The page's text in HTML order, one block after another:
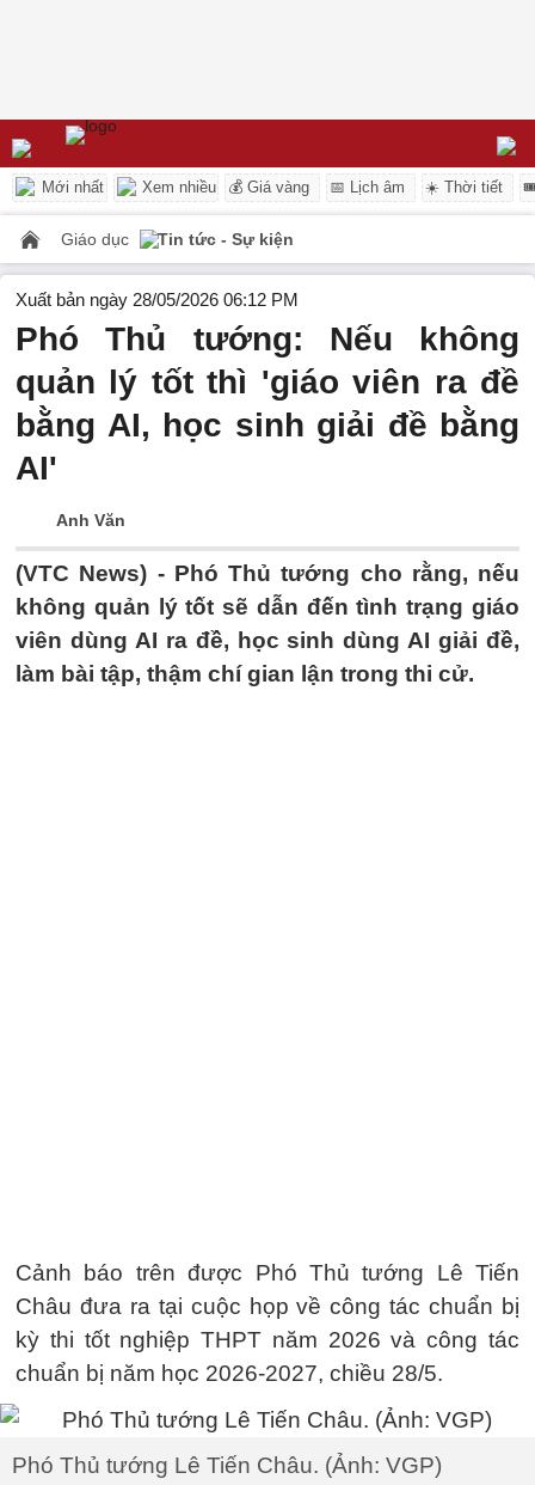
Mới nhất Xem nhiều 💰 Giá vàng 📅 Lịch âm ☀️ Thời tiết
Giáo dục Tin tức - Sự kiện
Xuất bản ngày 28/05/2026 06:12 PM
Phó Thủ tướng: Nếu không
quản lý tốt thì 'giáo viên ra đề
bằng AI, học sinh giải đề bằng
AI'
Anh Văn
(VTC News) - Phó Thủ tướng cho rằng, nếu
không quản lý tốt sẽ dẫn đến tình trạng giáo
viên dùng AI ra đề, học sinh dùng AI giải đề,
làm bài tập, thậm chí gian lận trong thi cử.
Cảnh báo trên được Phó Thủ tướng Lê Tiến
Châu đưa ra tại cuộc họp về công tác chuẩn bị
kỳ thi tốt nghiệp THPT năm 2026 và công tác
chuẩn bị năm học 2026-2027, chiều 28/5.
Phó Thủ tướng Lê Tiến Châu. (Ảnh: VGP)